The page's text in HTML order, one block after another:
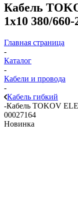
Кабель
1х10 380/
Главная страница
-
Каталог
-
Кабели и провода
-
Кабель гибкий
-Кабель TOKOV
00027164
Новинка